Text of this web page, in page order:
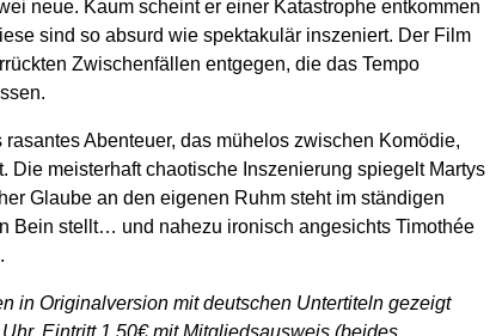
neue. Kaum scheint er einer Katastrophe entkommen
sind so absurd wie spektakulär inszeniert. Der Film
Zwischenfällen entgegen, die das Tempo
Abenteuer, das mühelos zwischen Komödie,
Die meisterhaft chaotische Inszenierung spiegelt Martys
Glaube an den eigenen Ruhm steht im ständigen
Bein stellt… und nahezu ironisch angesichts Timothée
in Originalversion mit deutschen Untertiteln gezeigt
Eintritt 1,50€ mit Mitgliedsausweis (beides